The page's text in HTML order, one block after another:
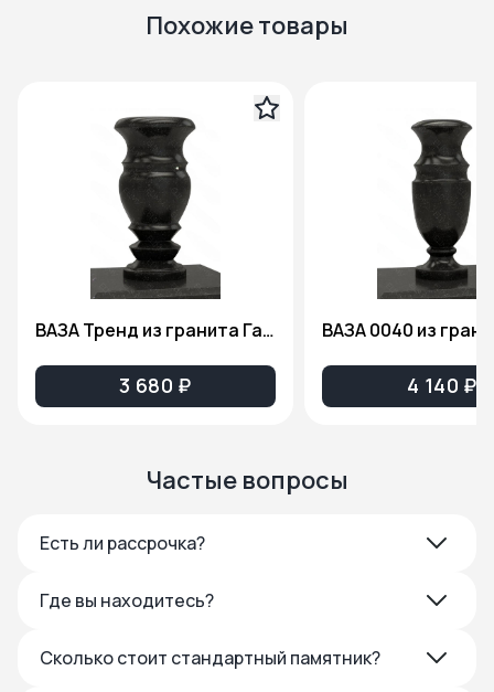
Похожие товары
ВАЗА Тренд из гранита Габбро Диабаз
3 680 ₽ 4 140 ₽
Частые вопросы
Есть ли рассрочка?
Где вы находитесь?
Сколько стоит стандартный памятник?